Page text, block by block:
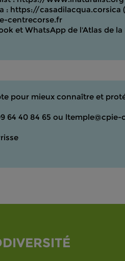
: https://casadilacqua.corsica
centrecorse.fr
et WhatsApp de l'Atlas de
pour mieux connaître et
64 40 84 65 ou